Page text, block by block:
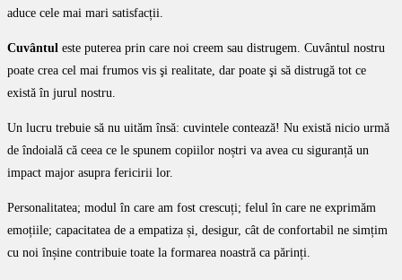
aduce cele mai mari satisfacții.
Cuvântul este puterea prin care noi creem sau distrugem. Cuvântul nostru
poate crea cel mai frumos vis şi realitate, dar poate şi să distrugă tot ce
există în jurul nostru.
Un lucru trebuie să nu uităm însă: cuvintele contează! Nu există nicio urmă
de îndoială că ceea ce le spunem copiilor noștri va avea cu siguranță un
impact major asupra fericirii lor.
Personalitatea; modul în care am fost crescuți; felul în care ne exprimăm
emoțiile; capacitatea de a empatiza și, desigur, cât de confortabil ne simțim
cu noi înșine contribuie toate la formarea noastră ca părinți.